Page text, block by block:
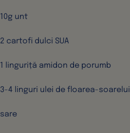
10g unt
2 cartofi dulci SUA
1 linguriță amidon de porumb
3-4 linguri ulei de floarea-soarelui
sare